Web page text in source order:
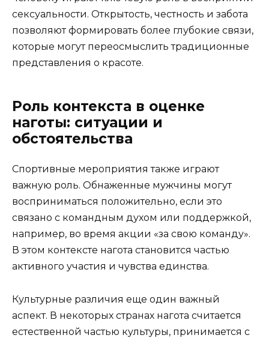
сексуальности. Открытость, честность и забота
позволяют формировать более глубокие связи,
которые могут переосмыслить традиционные
представления о красоте.
Роль контекста в оценке
наготы: ситуации и
обстоятельства
Спортивные мероприятия также играют
важную роль. Обнаженные мужчины могут
восприниматься положительно, если это
связано с командным духом или поддержкой,
например, во время акции «за свою команду».
В этом контексте нагота становится частью
активного участия и чувства единства.
Культурные различия еще один важный
аспект. В некоторых странах нагота считается
естественной частью культуры, принимается с